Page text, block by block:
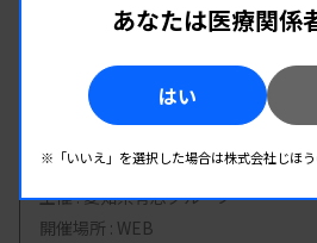
2026. （木） 08.20
ナー
主催 :愛知県有志グループ
開催場所 : WEB
あなたは医療関係
はい
※「いいえ」を選択した場合は株式会社じほう